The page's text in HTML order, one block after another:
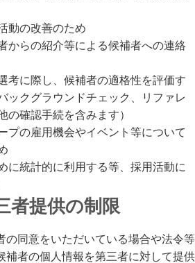
動の改善のため
からの紹介等による候補者への連絡
考に際し、候補者の適格性を評価す
ックグラウンドチェック、リファレ
の確認手続を含みます）
プの雇用機会やイベント等について
に統計的に利用する等、採用活動に
者提供の制限
の同意をいただいている場合や法令等
補者の個人情報を第三者に対して提供